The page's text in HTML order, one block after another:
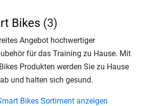
Bikes (3)
Angebot hochwertiger
für das Training zu Hause. Mit
Produkten werden Sie zu Hause
und halten sich gesund.
Bikes Sortiment anzeigen